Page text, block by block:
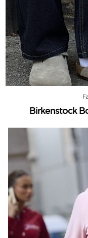
Birkenstock